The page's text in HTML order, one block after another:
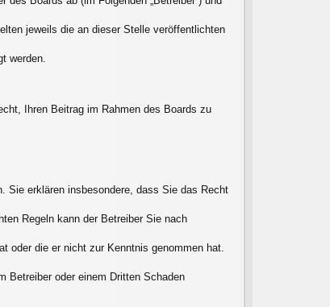
jeweils die an dieser Stelle veröffentlichten
werden.
Ihren Beitrag im Rahmen des Boards zu
Sie erklären insbesondere, dass Sie das Recht
Regeln kann der Betreiber Sie nach
oder die er nicht zur Kenntnis genommen hat.
Betreiber oder einem Dritten Schaden